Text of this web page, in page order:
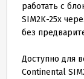
работать с
SIM2K-25x
без
Доступно для
Continental